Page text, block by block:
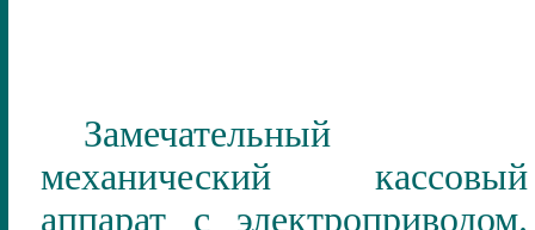
Замечательный
механический кассовый
аппарат с электроприводом.